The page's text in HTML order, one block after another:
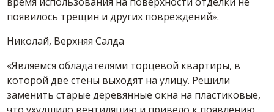
появилось трещин и других повреждений».
Николай, Верхняя Салда
«Являемся обладателями торцевой квартиры, в
которой две стены выходят на улицу. Решили
заменить старые деревянные окна на пластиковые,